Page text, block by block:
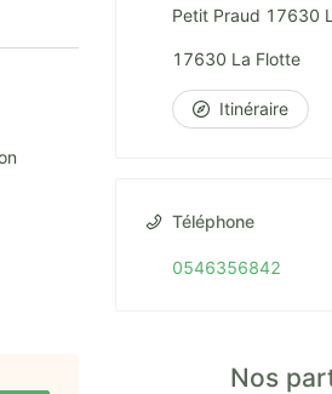
Petit Praud 17630
17630 La Flotte
Itinéraire
Téléphone
0546356842
Nos